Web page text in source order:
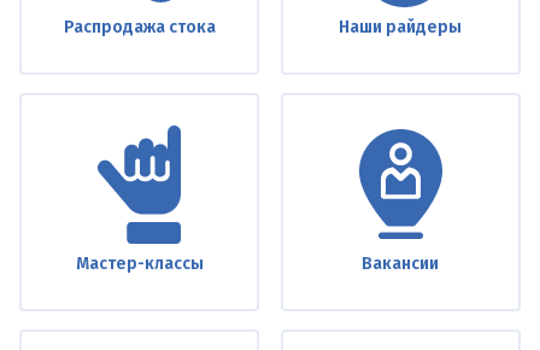
Распродажа стока Наши райдеры
Мастер-классы Вакансии